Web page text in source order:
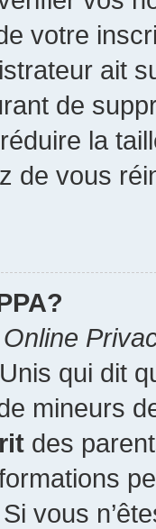
votre
ait
de
la
de vous
qui dit
mineurs
des
vous